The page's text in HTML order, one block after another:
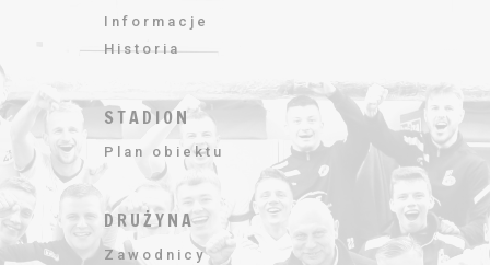
Informacje
Historia
STADION
Plan obiektu
DRUŻYNA
Zawodnicy